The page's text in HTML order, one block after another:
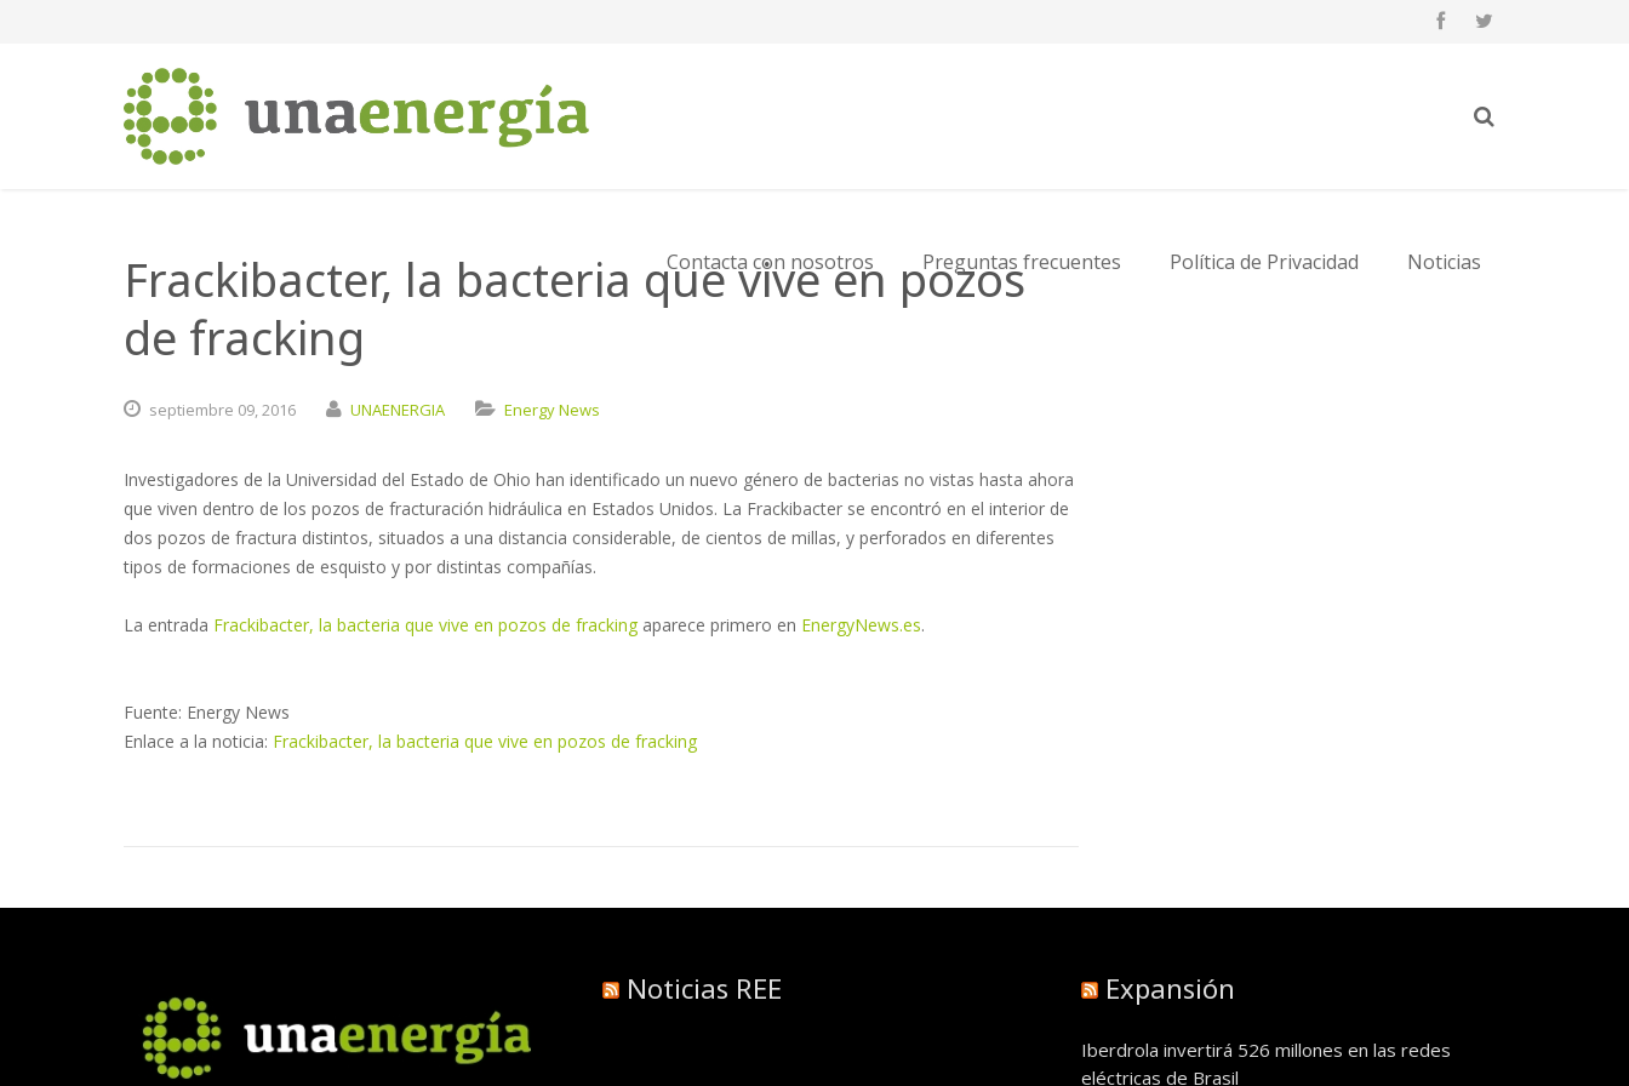
Contacta con nosotros Preguntas frecuentes Política de Privacidad Noticias
Frackibacter, la bacteria que vive en pozos
de fracking
septiembre 09,2016 UNAENERGIA Energy News
Investigadores de la Universidad del Estado de Ohio han identificado un nuevo género de bacterias no vistas hasta ahora
que viven dentro de los pozos de fracturación hidráulica en Estados Unidos. La Frackibacter se encontró en el interior de
dos pozos de fractura distintos, situados a una distancia considerable, de cientos de millas, y perforados en diferentes
tipos de formaciones de esquisto y por distintas compañías.
La entrada Frackibacter, la bacteria que vive en pozos de fracking aparece primero en EnergyNews.es.
Fuente: Energy News
Enlace a la noticia: Frackibacter, la bacteria que vive en pozos de fracking
Noticias REE Expansión
Iberdrola invertirá 526 millones en las redes
eléctricas de Brasil